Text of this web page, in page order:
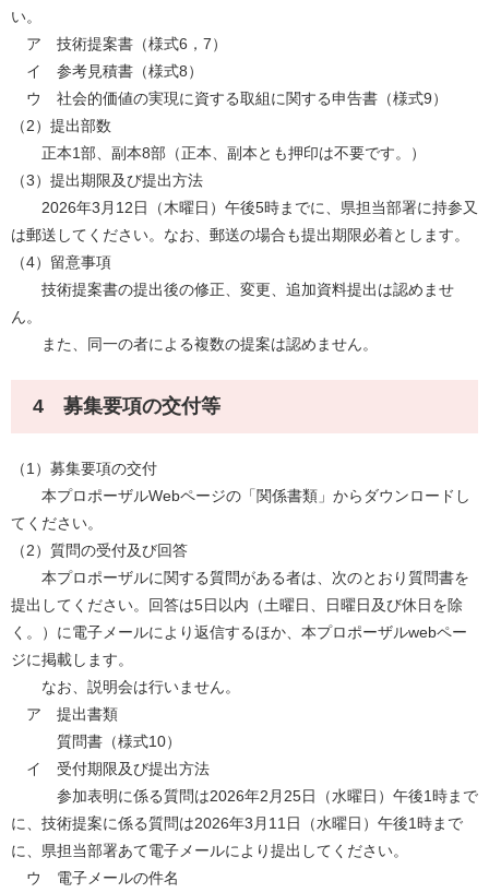
い。
ア 技術提案書（様式6，7）
イ 参考見積書（様式8）
ウ 社会的価値の実現に資する取組に関する申告書（様式9）
（2）提出部数
正本1部、副本8部（正本、副本とも押印は不要です。）
（3）提出期限及び提出方法
2026年3月12日（木曜日）午後5時までに、県担当部署に持参又
は郵送してください。なお、郵送の場合も提出期限必着とします。
（4）留意事項
技術提案書の提出後の修正、変更、追加資料提出は認めませ
ん。
また、同一の者による複数の提案は認めません。
4 募集要項の交付等
（1）募集要項の交付
本プロポーザルWebページの「関係書類」からダウンロードし
てください。
（2）質問の受付及び回答
本プロポーザルに関する質問がある者は、次のとおり質問書を
提出してください。回答は5日以内（土曜日、日曜日及び休日を除
く。）に電子メールにより返信するほか、本プロポーザルwebペー
ジに掲載します。
なお、説明会は行いません。
ア 提出書類
質問書（様式10）
イ 受付期限及び提出方法
参加表明に係る質問は2026年2月25日（水曜日）午後1時まで
に、技術提案に係る質問は2026年3月11日（水曜日）午後1時まで
に、県担当部署あて電子メールにより提出してください。
ウ 電子メールの件名